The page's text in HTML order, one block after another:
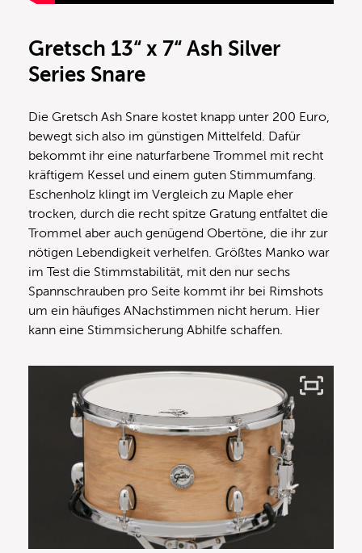
Gretsch 13“ x 7“ Ash Silver
Series Snare
Die Gretsch Ash Snare kostet knapp unter 200 Euro,
bewegt sich also im günstigen Mittelfeld. Dafür
bekommt ihr eine naturfarbene Trommel mit recht
kräftigem Kessel und einem guten Stimmumfang.
Eschenholz klingt im Vergleich zu Maple eher
trocken, durch die recht spitze Gratung entfaltet die
Trommel aber auch genügend Obertöne, die ihr zur
nötigen Lebendigkeit verhelfen. Größtes Manko war
im Test die Stimmstabilität, mit den nur sechs
Spannschrauben pro Seite kommt ihr bei Rimshots
um ein häufiges ANachstimmen nicht herum. Hier
kann eine Stimmsicherung Abhilfe schaffen.